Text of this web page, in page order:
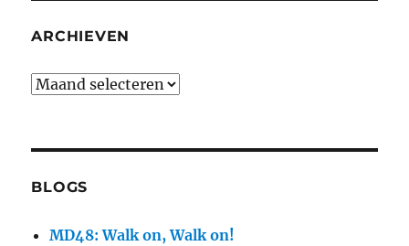
ARCHIEVEN
BLOGS
MD48: Walk on, Walk on!